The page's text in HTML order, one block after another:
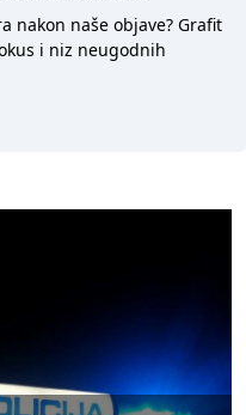
nakon naše objave? Grafit
i niz neugodnih